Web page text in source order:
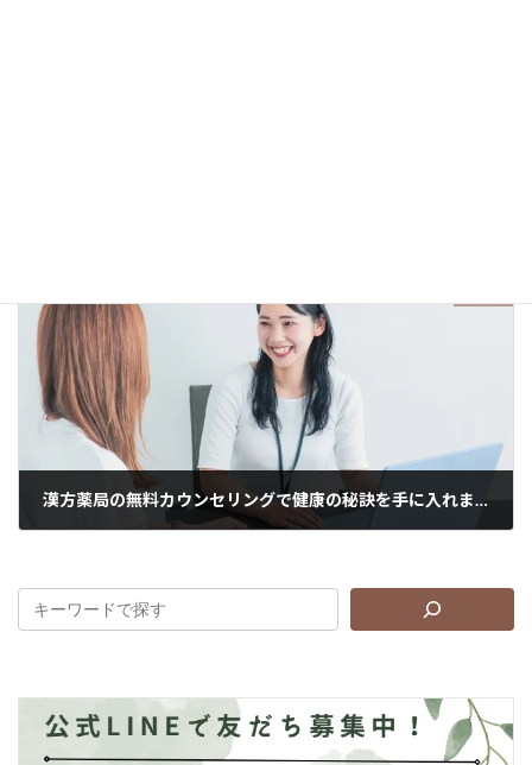
漢方薬局の無料カウンセリングで健康の秘訣を手に入れましょう！